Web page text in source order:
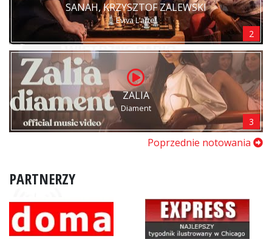
SANAH, KRZYSZTOF ZALEWSKI
Eviva L’arte!
2
ZALIA
Diament
3
Poprzednie notowania
PARTNERZY